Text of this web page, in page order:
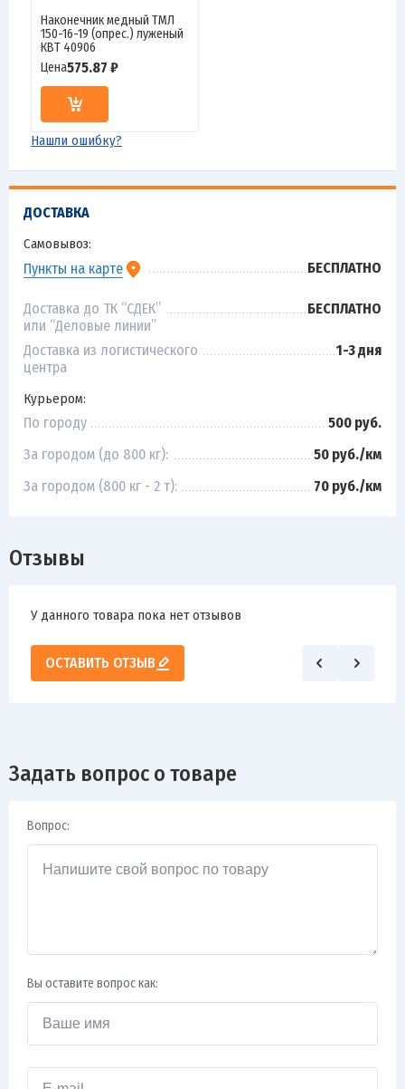
ДОСТАВКА
Самовывоз:
Пункты на карте БЕСПЛАТНО
Доставка до ТК “СДЕК”
или “Деловые линии”
БЕСПЛАТНО
Доставка из логистического
центра
1-3 дня
Курьером:
По городу
500 руб.
За городом (до 800 кг):
50 руб./км
За городом (800 кг - 2 т):
70 руб./км
Наконечник медный ТМЛ
150-16-19 (опрес.) луженый
КВТ 40906
Цена575.87 ₽
Нашли ошибку?
Отзывы
У данного товара пока нет отзывов
ОСТАВИТЬ ОТЗЫВ
Задать вопрос о товаре
Вопрос:
Вы оставите вопрос как: